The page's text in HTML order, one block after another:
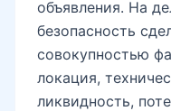
объявления. На
безопасность
совокупностью
локация,
ликвидность,